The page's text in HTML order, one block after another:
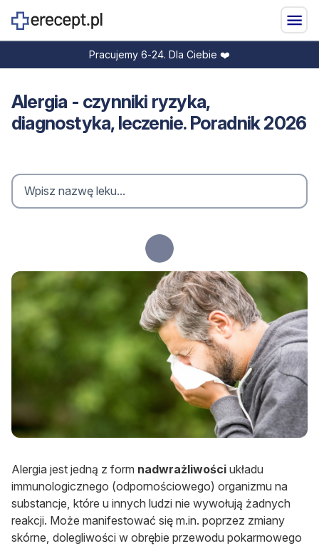
Pracujemy 6-24. Dla Ciebie ❤️
Alergia - czynniki ryzyka,
diagnostyka, leczenie. Poradnik 2026
Loading...
Alergia jest jedną z form nadwrażliwości układu
immunologicznego (odpornościowego) organizmu na
substancje, które u innych ludzi nie wywołują żadnych
reakcji. Może manifestować się m.in. poprzez zmiany
skórne, dolegliwości w obrębie przewodu pokarmowego